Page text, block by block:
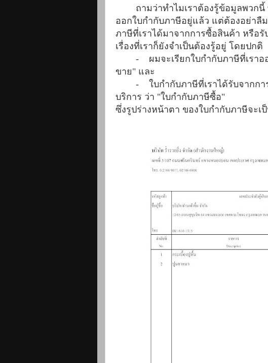
ถามว่าทำไมเราต้องรู้ข้อมูลพวก
ออกใบกำกับภาษีอยู่แล้ว แต่ต้องอย่าลื
ภาษีที่เราได้มาจากการซื้อสินค้า หรือ
เรื่องที่เราก็ยังจำเป็นต้องรู้อยู่ โดยปกติ
-
ผมจะเรียกใบกำกับภาษีที่เรา
ขาย" และ
-
ใบกำกับภาษีที่เราได้รับจากก
บริการ ว่า "ใบกำกับภาษีซื้อ"
ซึ่งรูปร่างหน้าตา ของใบกำกับภาษีจะเ